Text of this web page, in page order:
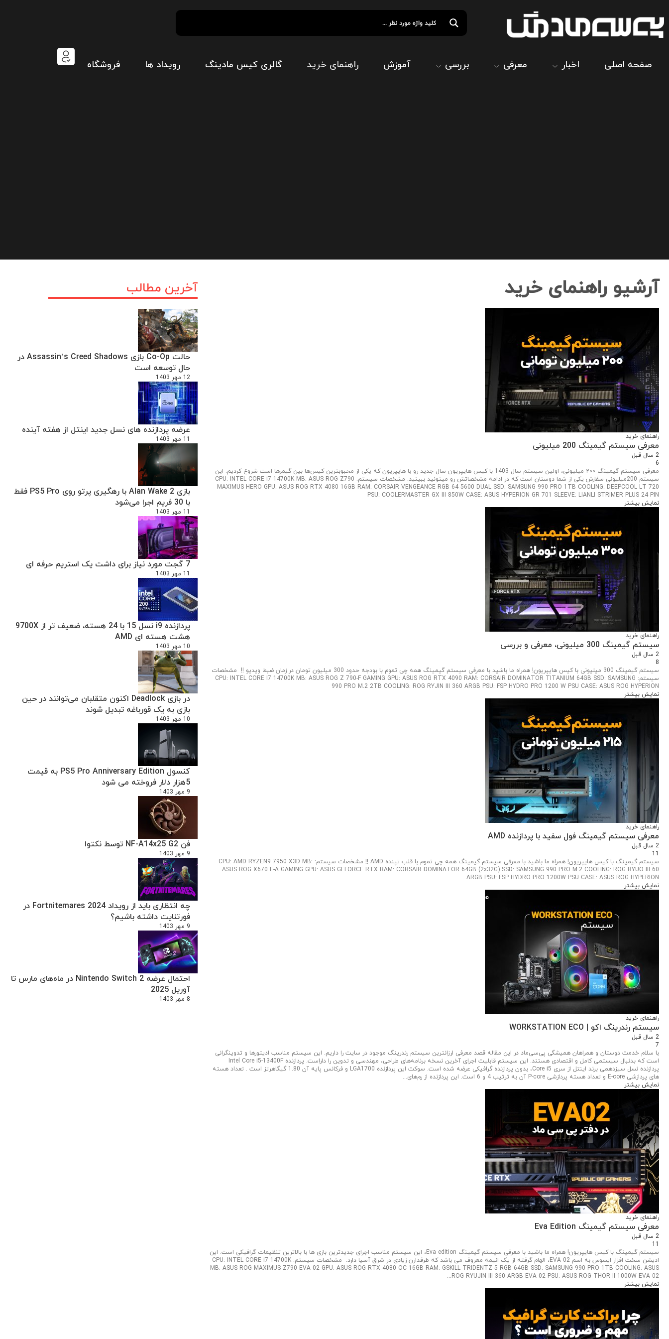
صفحه اصلی اخبار معرفی بررسی آموزش راهنمای خرید گالری کیس مادینگ رویداد ها فروشگاه
آخرین مطالب
حالت Co-Op بازی Assassin’s Creed Shadows در
حال توسعه است
12 مهر 1403
عرضه پردازنده های نسل جدید اینتل از هفته آینده
11 مهر 1403
بازی Alan Wake 2 با رهگیری پرتو روی PS5 Pro فقط
با 30 فریم اجرا می‌شود
11 مهر 1403
7 گجت مورد نیاز برای داشت یک استریم حرفه ای
11 مهر 1403
پردازنده i9 نسل 15 با 24 هسته، ضعیف تر از 9700X
هشت هسته ای AMD
10 مهر 1403
در بازی Deadlock اکنون متقلبان می‌توانند در حین
بازی به یک قورباغه تبدیل شوند
10 مهر 1403
کنسول PS5 Pro Anniversary Edition به قیمت
5هزار دلار فروخته می شود
9 مهر 1403
فن NF-A14x25 G2 توسط نکتوا
9 مهر 1403
چه انتظاری باید از رویداد Fortnitemares 2024 در
فورتنایت داشته باشیم؟
9 مهر 1403
احتمال عرضه Nintendo Switch 2 در ماه‌های مارس تا
آوریل 2025
8 مهر 1403
آرشیو راهنمای خرید
راهنمای خرید
معرفی سیستم گیمینگ 200 میلیونی
2 سال قبل
6
معرفی سیستم گیمینگ ۲۰۰ میلیونی، اولین سیستم سال 1403 با کیس هایپریون سال جدید رو با هایپریون که یکی از محبوبترین کیس‌ها بین گیمرها است شروع کردیم. این
سیستم 200میلیونی سفارش یکی از شما دوستان است که در ادامه مشخصاتش رو میتونید ببینید. مشخصات سیستم: CPU: INTEL CORE i7 14700K MB: ASUS ROG Z790
MAXIMUS HERO GPU: ASUS ROG RTX 4080 16GB RAM: CORSAIR VENGEANCE RGB 64 5600 DUAL SSD: SAMSUNG 990 PRO 1TB COOLING: DEEPCOOL LT 720
PSU: COOLERMASTER GX III 850W CASE: ASUS HYPERION GR 701 SLEEVE: LIANLI STRIMER PLUS 24 PIN
نمایش بیشتر
راهنمای خرید
سیستم گیمینگ 300 میلیونی، معرفی و بررسی
2 سال قبل
8
سیستم گیمینگ 300 میلیونی با کیس هایپریون! همراه ما باشید با معرفی سیستم گیمینگ همه چی تموم با بودجه حدود 300 میلیون تومان در زمان ضبط ویدیو !! ‌ مشخصات
سیستم: CPU: INTEL CORE I7 14700K MB: ASUS ROG Z 790-F GAMING GPU: ASUS ROG RTX 4090 RAM: CORSAIR DOMINATOR TITANIUM 64GB SSD: SAMSUNG
990 PRO M.2 2TB COOLING: ROG RYJIN III 360 ARGB PSU: FSP HYDRO PRO 1200 W PSU CASE: ASUS ROG HYPERION
نمایش بیشتر
راهنمای خرید
معرفی سیستم گیمینگ فول سفید با پردازنده AMD
2 سال قبل
11
سیستم گیمینگ با کیس هایپریون! همراه ما باشید با معرفی سیستم گیمینگ همه چی تموم با قلب تپنده AMD !! مشخصات سیستم: CPU: AMD RYZEN9 7950 X3D MB:
ASUS ROG X670 E-A GAMING GPU: ASUS GEFORCE RTX RAM: CORSAIR DOMINATOR 64GB (2x32G) SSD: SAMSUNG 990 PRO M.2 COOLING: ROG RYUO III 60
ARGB PSU: FSP HYDRO PRO 1200W PSU CASE: ASUS ROG HYPERION
نمایش بیشتر
راهنمای خرید
سیستم رندرینگ اکو | WORKSTATION ECO
2 سال قبل
7
با سلام خدمت دوستان و همراهان همیشگی پی‌سی‌ماد در این مقاله قصد معرفی ارزانترین سیستم رندرینگ موجود در سایت را داریم. این سیستم مناسب ادیتورها و تدوینگرانی
است که بدنبال سیستمی کامل و اقتصادی هستند. این سیستم قابلیت اجرای آخرین نسخه برنامه‌های طراحی، مهندسی و تدوین را داراست. پردازنده Intel Core i5-13400F
پردازنده نسل سیزدهمی برند اینتل از سری Core i5، بدون پردازنده گرافیکی عرضه شده است. سوکت این پردازنده LGA1700 و فرکانس پایه آن 1.80 گیگاهرتز است . تعداد هسته
های پردازشی E-core و تعداد هسته پردازشی P-core آن به ترتیب 4 و 6 است. این پردازنده از رم‌های...
نمایش بیشتر
راهنمای خرید
معرفی سیستم گیمینگ Eva Edition
2 سال قبل
11
سیستم گیمینگ با کیس هایپریون! همراه ما باشید با معرفی سیستم گیمینگ Eva edition، این سیستم مناسب اجرای جدیدترین بازی ها با بالاترین تنظیمات گرافیکی است. این
ادیشن سخت افزار ایسوس به اسم EVA 02، الهام گرفته از یک انیمه معروف می باشد که طرفدارن زیادی در شرق آسیا دارد. ‌ مشخصات سیستم: CPU: INTEL CORE i7 14700K
MB: ASUS ROG MAXIMUS Z790 EVA 02 GPU: ASUS ROG RTX 4080 OC 16GB RAM: GSKILL TRIDENTZ 5 RGB 64GB SSD: SAMSUNG 990 PRO 1TB COOLING: ASUS
ROG RYUJIN III 360 ARGB EVA 02 PSU: ASUS ROG THOR II 1000W EVA 02...
نمایش بیشتر